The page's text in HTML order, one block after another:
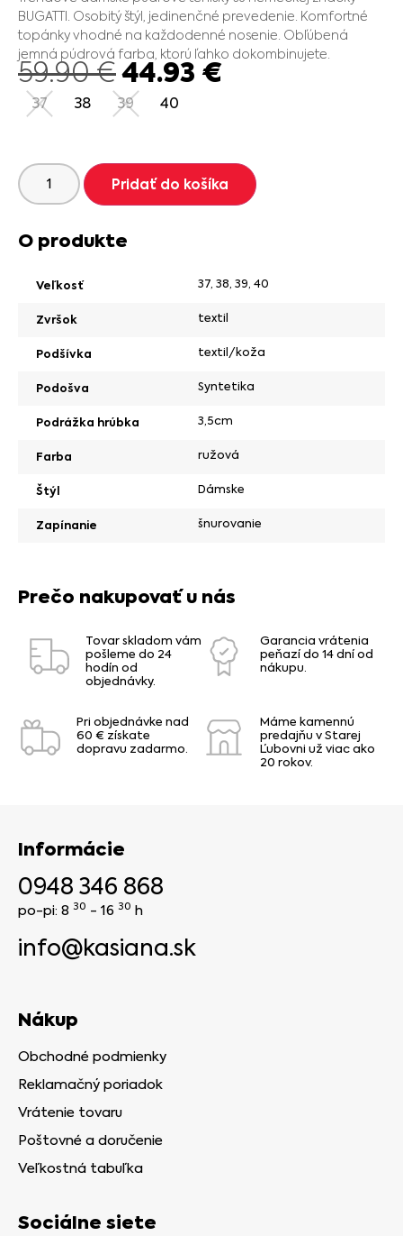
BUGATTI. Osobitý štýl, jedinenčné prevedenie. Komfortné
topánky vhodné na každodenné nosenie. Obľúbená
jemná púdrová farba, ktorú ľahko dokombinujete.
59.90€44.93 €
37 38 39 40
Pridať do košíka
O produkte
Veľkosť 37, 38, 39, 40
Zvršok textil
Podšívka textil/koža
Podošva Syntetika
Podrážka hrúbka 3,5cm
Farba ružová
Štýl Dámske
Zapínanie šnurovanie
Prečo nakupovať u nás
Tovar skladom vám
pošleme do 24
hodín od
objednávky.
Garancia vrátenia
peňazí do 14 dní od
nákupu.
Pri objednávke nad
60 € získate
dopravu zadarmo.
Máme kamennú
predajňu v Starej
Ľubovni už viac ako
20 rokov.
Informácie
0948 346 868
po-pi: 8 30 - 16 30 h
info@kasiana.sk
Nákup
Obchodné podmienky
Reklamačný poriadok
Vrátenie tovaru
Poštovné a doručenie
Veľkostná tabuľka
Sociálne siete